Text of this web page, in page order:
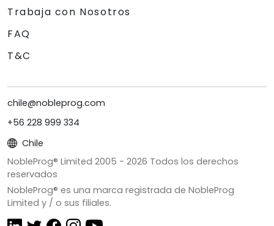
Trabaja con Nosotros
FAQ
T&C
chile@nobleprog.com
+56 228 999 334
Chile
NobleProg® Limited 2005 - 2026 Todos los derechos
reservados
NobleProg® es una marca registrada de NobleProg
Limited y / o sus filiales.